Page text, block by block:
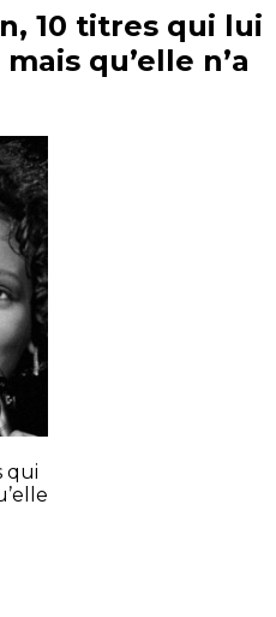
10 titres qui lui
qu’elle n’a
qui